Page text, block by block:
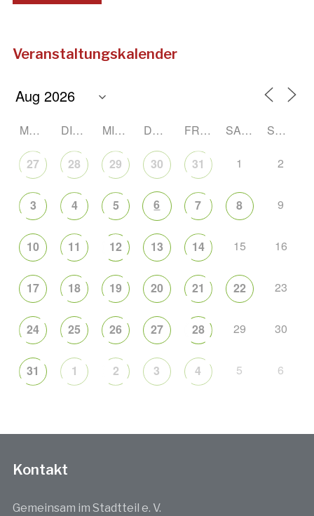
Veranstaltungskalender
MONTAG DIENSTAG MITTWOCH DONNERSTAG FREITAG SAMSTAG SONNTAG
27 28 29 30 31 1 2
3 4 5 6 7 8 9
10 11 12 13 14 15 16
17 18 19 20 21 22 23
24 25 26 27 28 29 30
31 1 2 3 4 5 6
Kontakt
Gemeinsam im Stadtteil e. V.